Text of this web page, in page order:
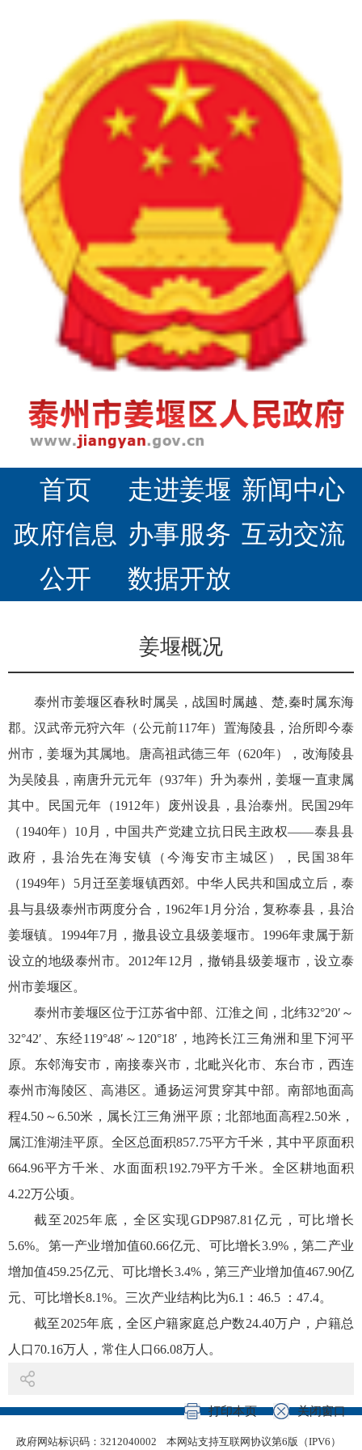
首页 走进姜堰 新闻中心
政府信息
公开
办事服务 互动交流
数据开放
姜堰概况
泰州市姜堰区春秋时属吴，战国时属越、楚,秦时属东海
郡。汉武帝元狩六年（公元前117年）置海陵县，治所即今泰
州市，姜堰为其属地。唐高祖武德三年（620年），改海陵县
为吴陵县，南唐升元元年（937年）升为泰州，姜堰一直隶属
其中。民国元年（1912年）废州设县，县治泰州。民国29年
（1940年）10月，中国共产党建立抗日民主政权——泰县县
政府，县治先在海安镇（今海安市主城区），民国38年
（1949年）5月迁至姜堰镇西郊。中华人民共和国成立后，泰
县与县级泰州市两度分合，1962年1月分治，复称泰县，县治
姜堰镇。1994年7月，撤县设立县级姜堰市。1996年隶属于新
设立的地级泰州市。2012年12月，撤销县级姜堰市，设立泰
州市姜堰区。
泰州市姜堰区位于江苏省中部、江淮之间，北纬32°20′～
32°42′、东经119°48′～120°18′，地跨长江三角洲和里下河平
原。东邻海安市，南接泰兴市，北毗兴化市、东台市，西连
泰州市海陵区、高港区。通扬运河贯穿其中部。南部地面高
程4.50～6.50米，属长江三角洲平原；北部地面高程2.50米，
属江淮湖洼平原。全区总面积857.75平方千米，其中平原面积
664.96平方千米、水面面积192.79平方千米。全区耕地面积
4.22万公顷。
截至2025年底，全区实现GDP987.81亿元，可比增长
5.6%。第一产业增加值60.66亿元、可比增长3.9%，第二产业
增加值459.25亿元、可比增长3.4%，第三产业增加值467.90亿
元、可比增长8.1%。三次产业结构比为6.1：46.5 ：47.4。
截至2025年底，全区户籍家庭总户数24.40万户，户籍总
人口70.16万 人，常住人口66.08万 人。
打印本页 关闭窗口
政府网站标识码：3212040002 本网站支持互联网协议第6版（IPV6）